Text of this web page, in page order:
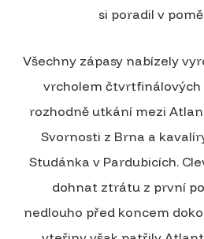
si poradil v
Všechny zápasy nabízely
vrcholem čtvrtfinálových
rozhodně utkání mezi
Svornosti z Brna a
Studánka v Pardubicích.
dohnat ztrátu z první
nedlouho před koncem